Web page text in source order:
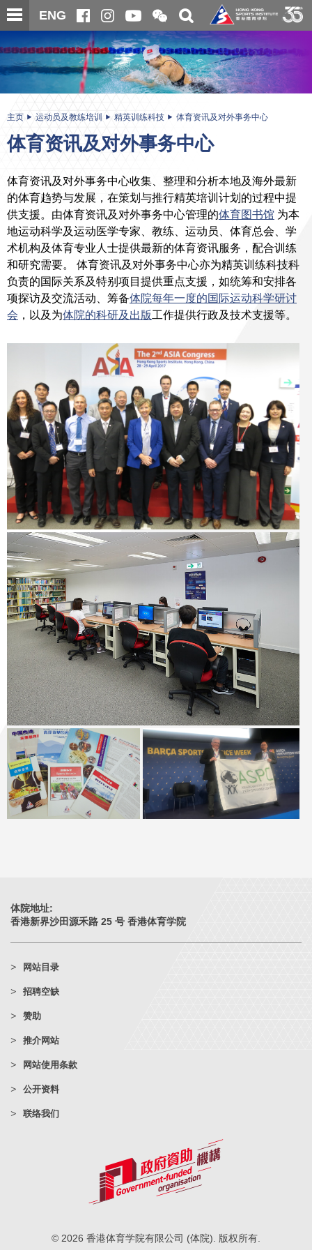
跳
至
内
容
ENG
开
合
微
信
二
维
码
关
搜
寻
内
容
主页 运动员及教练培训 精英训练科技 体育资讯及对外事务中心
体育资讯及对外事务中心
体育资讯及对外事务中心收集、整理和分析本地及海外最新
的体育趋势与发展，在策划与推行精英培训计划的过程中提
供支援。由体育资讯及对外事务中心管理的体育图书馆 为本
地运动科学及运动医学专家、教练、运动员、体育总会、学
术机构及体育专业人士提供最新的体育资讯服务，配合训练
和研究需要。 体育资讯及对外事务中心亦为精英训练科技科
负责的国际关系及特别项目提供重点支援，如统筹和安排各
项探访及交流活动、筹备体院每年一度的国际运动科学研讨
会 ，以及为体院的科研及出版工作提供行政及技术支援等。
体院地址:
香港新界沙田源禾路 25 号 香港体育学院
网站目录
招聘空缺
赞助
推介网站
网站使用条款
公开资料
联络我们
© 2026 香港体育学院有限公司 (体院). 版权所有.